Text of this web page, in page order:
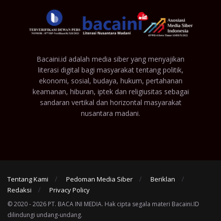
Bacaini.id adalah media siber yang menyajikan
literasi digital bagi masyarakat tentang politik,
ekonomi, sosial, budaya, hukum, pertahanan
keamanan, hiburan, iptek dan religiusitas sebagai
sandaran vertikal dan horizontal masyarakat
nusantara madani.
Tentang Kami Pedoman Media Siber
Beriklan
Redaksi
Privacy Policy
© 2020 - 2026 PT. BACA INI MEDIA. Hak cipta segala materi Bacaini.ID
dilindungi undang-undang.